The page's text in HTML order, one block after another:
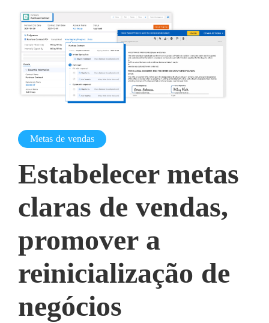
Metas de vendas
Estabelecer metas
claras de vendas,
promover a
reinicialização de
negócios